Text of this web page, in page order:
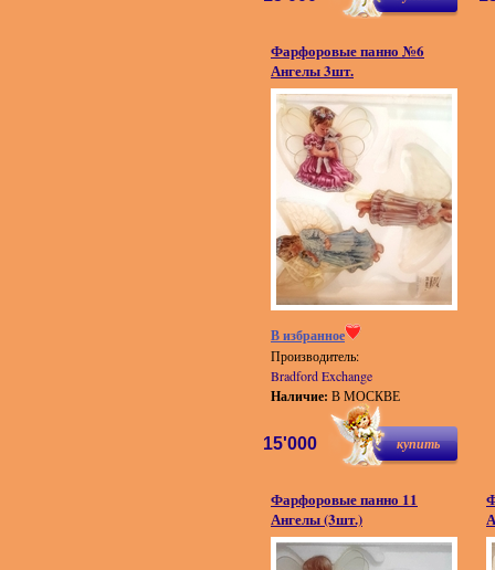
Фарфоровые панно №6
Ангелы 3шт.
В избранное
Производитель:
Bradford Exchange
Наличие: В МОСКВЕ
купить
15'000
Фарфоровые панно 11
Ангелы (3шт.)